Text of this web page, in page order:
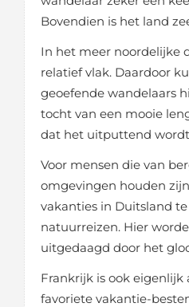
Bovendien is het land
In het meer noordelijke
relatief vlak. Daardoor
geoefende wandelaars
tocht van een mooie
dat het uitputtend
Voor mensen die van
omgevingen houden
vakanties in Duitsland
natuurreizen. Hier
uitgedaagd door het
Frankrijk is ook eigenlijk
favoriete vakantie-